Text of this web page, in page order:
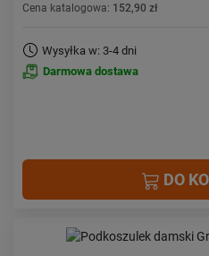
Cena katalogowa: 152,90 zł
Wysyłka w: 3-4 dni
Darmowa dostawa
DO